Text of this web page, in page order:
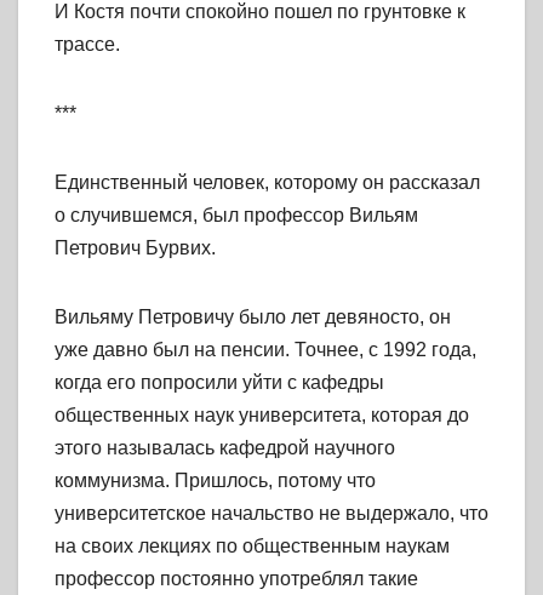
И Костя почти спокойно пошел по грунтовке к
трассе.
***
Единственный человек, которому он рассказал
о случившемся, был профессор Вильям
Петрович Бурвих.
Вильяму Петровичу было лет девяносто, он
уже давно был на пенсии. Точнее, с 1992 года,
когда его попросили уйти с кафедры
общественных наук университета, которая до
этого называлась кафедрой научного
коммунизма. Пришлось, потому что
университетское начальство не выдержало, что
на своих лекциях по общественным наукам
профессор постоянно употреблял такие